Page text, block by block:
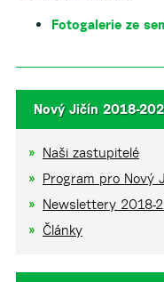
Fotogalerie ze
Nový Jičín 2018-
Naši zastupitelé
Program pro Nový
Newslettery 2018-
Články